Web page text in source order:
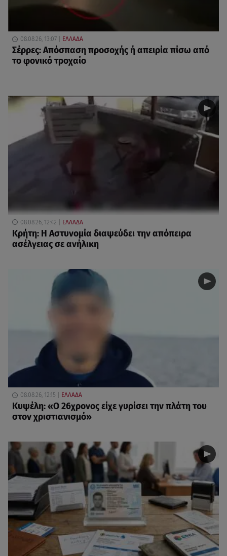
08.08.26, 13:07 ΕΛΛΑΔΑ
Σέρρες: Απόσπαση προσοχής ή απειρία πίσω από
το φονικό τροχαίο
08.08.26, 12:42 ΕΛΛΑΔΑ
Κρήτη: Η Αστυνομία διαψεύδει την απόπειρα
ασέλγειας σε ανήλικη
08.08.26, 12:15 ΕΛΛΑΔΑ
Κυψέλη: «Ο 26χρονος είχε γυρίσει την πλάτη του
στον χριστιανισμό»